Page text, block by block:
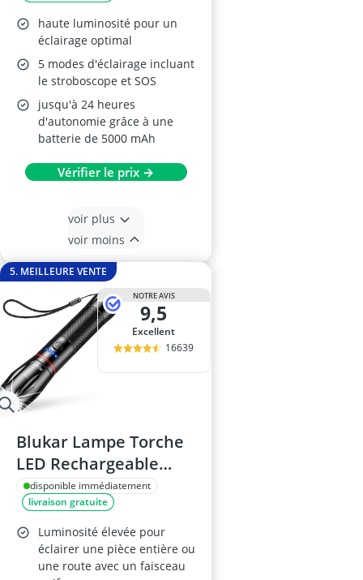
haute luminosité pour un
éclairage optimal
5 modes d'éclairage incluant
le stroboscope et SOS
jusqu'à 24 heures
d'autonomie grâce à une
batterie de 5000 mAh
Vérifier le prix →
voir plus
voir moins
5. MEILLEURE VENTE
NOTRE AVIS
9,5
Excellent
16639
Blukar Lampe Torche
LED Rechargeable
2000LM
disponible immédiatement
livraison gratuite
Luminosité élevée pour
éclairer une pièce entière ou
une route avec un faisceau